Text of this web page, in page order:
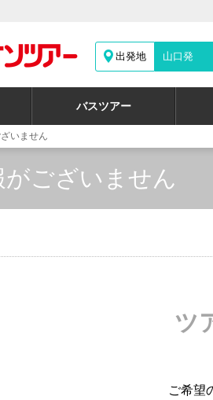
出発地 山口発
バスツアー
いません
がございません
ツ
ご希望